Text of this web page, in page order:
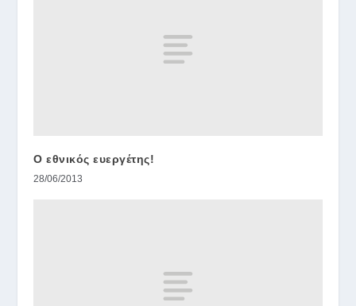
Ο εθνικός ευεργέτης!
28/06/2013